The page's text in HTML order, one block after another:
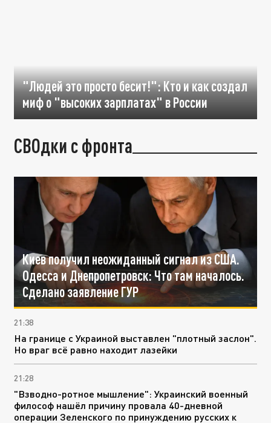
"Людей это просто бесит!": Кто и как создал
миф о "высоких зарплатах" в России
СВОдки с фронта
Киев получил неожиданный сигнал из США.
Одесса и Днепропетровск: Что там началось.
Сделано заявление ГУР
21:38
На границе с Украиной выставлен "плотный заслон".
Но враг всё равно находит лазейки
21:28
"Взводно-ротное мышление": Украинский военный
философ нашёл причину провала 40-дневной
операции Зеленского по принуждению русских к